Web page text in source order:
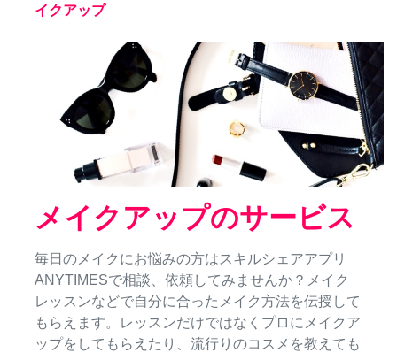
イクアップ
メイクアップのサービス
毎日のメイクにお悩みの方はスキルシェアアプリ
ANYTIMESで相談、依頼してみませんか？メイク
レッスンなどで自分に合ったメイク方法を伝授して
もらえます。レッスンだけではなくプロにメイクア
ップをしてもらえたり、流行りのコスメを教えても